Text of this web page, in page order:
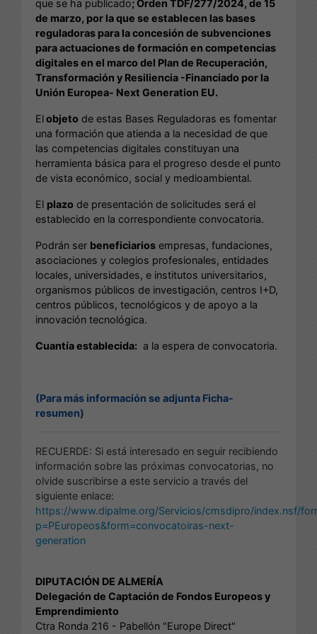
que se ha publicado; Orden TDF/277/2024, de 15
de marzo, por la que se establecen las bases
reguladoras para la concesión de subvenciones
para actuaciones de formación en competencias
digitales en el marco del Plan de Recuperación,
Transformación y Resiliencia -Financiado por la
Unión Europea- Next Generation EU.
Elobjeto de estas Bases Reguladoras es fomentar
una formación que atienda a la necesidad de que
las competencias digitales constituyan una
herramienta básica para el progreso desde el punto
de vista económico, social y medioambiental.
El plazo de presentación de solicitudes será el
establecido en la correspondiente convocatoria.
Podrán ser beneficiarios empresas, fundaciones,
asociaciones y colegios profesionales, entidades
locales, universidades, e institutos universitarios,
organismos públicos de investigación, centros I+D,
centros públicos, tecnológicos y de apoyo a la
innovación tecnológica.
Cuantía establecida: a la espera de convocatoria.
(Para más información se adjunta Ficha-
resumen)
RECUERDE: Si está interesado en seguir recibiendo
información sobre las próximas convocatorias, no
olvide suscribirse a este servicio a través del
siguiente enlace:
https://www.dipalme.org/Servicios/cmsdipro/index.nsf/
p=PEuropeos&form=convocatoiras-next-
generation
DIPUTACIÓN DE ALMERÍA
Delegación de Captación de Fondos Europeos y
Emprendimiento
Ctra Ronda 216 - Pabellón "Europe Direct"